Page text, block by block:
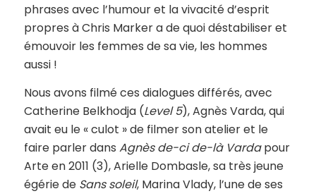
phrases avec l’humour et la vivacité d’esprit
propres à Chris Marker a de quoi déstabiliser et
émouvoir les femmes de sa vie, les hommes
aussi !
Nous avons filmé ces dialogues différés, avec
Catherine Belkhodja (Level 5), Agnès Varda, qui
avait eu le « culot » de filmer son atelier et le
faire parler dans Agnès de-ci de-là Vardapour
Arte en 2011 (3), Arielle Dombasle, sa très jeune
égérie de Sans soleil, Marina Vlady, l’une de ses